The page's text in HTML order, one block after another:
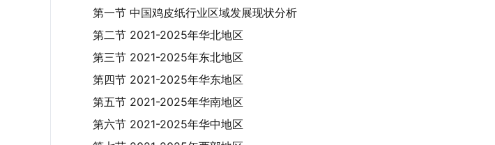
第一节 中国鸡皮纸行业区域发展现状分析
第二节 2021-2025年华北地区
第三节 2021-2025年东北地区
第四节 2021-2025年华东地区
第五节 2021-2025年华南地区
第六节 2021-2025年华中地区